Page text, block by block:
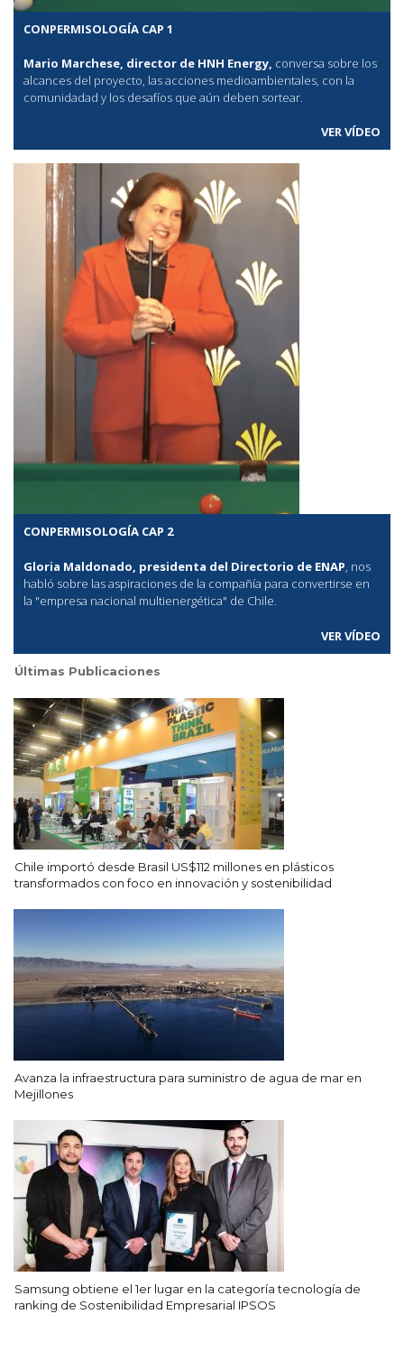
CONPERMISOLOGÍA CAP 1
Mario Marchese, director de HNH Energy, conversa sobre los
alcances del proyecto, las acciones medioambientales, con la
comunidadad y los desafíos que aún deben sortear.
VER VÍDEO
CONPERMISOLOGÍA CAP 2
Gloria Maldonado, presidenta del Directorio de ENAP , nos
habló sobre las aspiraciones de la compañía para convertirse en
la "empresa nacional multienergética" de Chile.
VER VÍDEO
Últimas Publicaciones
Chile importó desde Brasil US$112 millones en plásticos
transformados con foco en innovación y sostenibilidad
Avanza la infraestructura para suministro de agua de mar en
Mejillones
Samsung obtiene el 1er lugar en la categoría tecnología de
ranking de Sostenibilidad Empresarial IPSOS